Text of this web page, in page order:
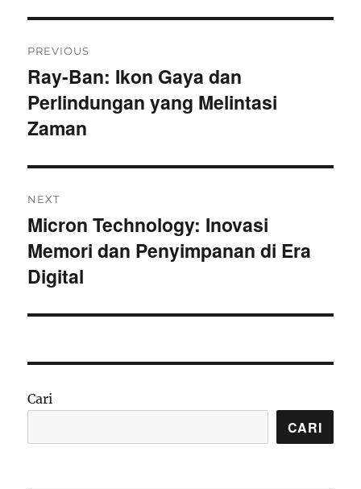
pos
PREVIOUS
Previous
post:
Ray-Ban: Ikon Gaya dan
Perlindungan yang Melintasi
Zaman
NEXT
Next
post:
Micron Technology: Inovasi
Memori dan Penyimpanan di Era
Digital
Cari
CARI